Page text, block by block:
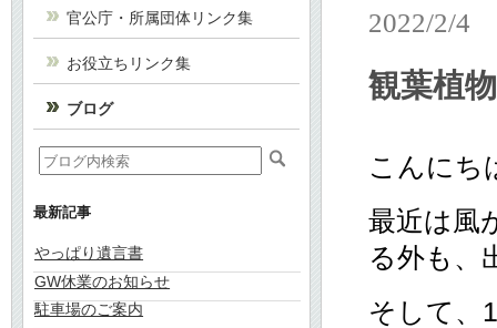
官公庁・所属団体リンク集
お役立ちリンク集
ブログ
最新記事
やっぱり遺言書
GW休業のお知らせ
駐車場のご案内
2022/2/4
観葉植
こんにち
最近は風
る外も、
そして、